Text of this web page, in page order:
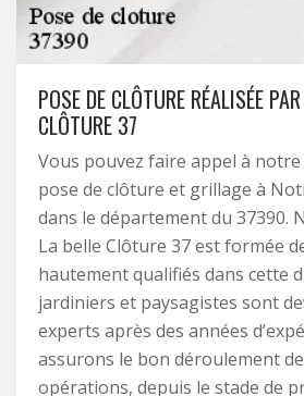
POSE DE CLÔTURE RÉALISÉE
CLÔTURE 37
Vous pouvez faire appel à
pose de clôture et grillage à
dans le département du 37390.
La belle Clôture 37 est formée
hautement qualifiés dans cette
jardiniers et paysagistes sont
experts après des années
assurons le bon déroulement
opérations, depuis le stade de